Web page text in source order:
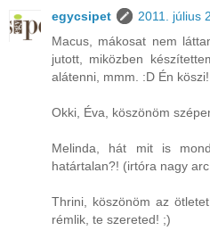
egycsipet
2011. július
Macus, mákosat nem
jutott, miközben
alátenni, mmm. :D Én
Okki, Éva, köszönöm
Melinda, hát mit is
határtalan?! (irtóra nagy
Thrini, köszönöm az
rémlik, te szereted! ;)